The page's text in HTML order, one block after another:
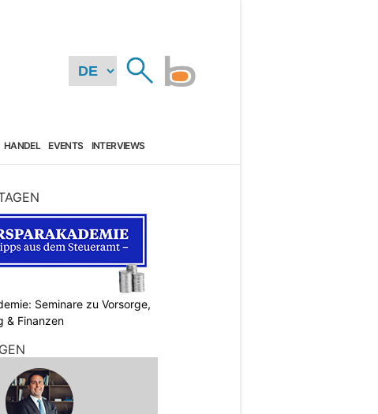
HANDEL EVENTS INTERVIEWS
Seminare zu Vorsorge,
& Finanzen